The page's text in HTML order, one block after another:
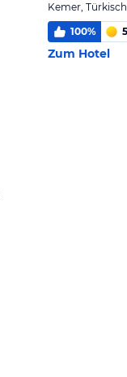
Kemer,
100% 5
Zum Hotel